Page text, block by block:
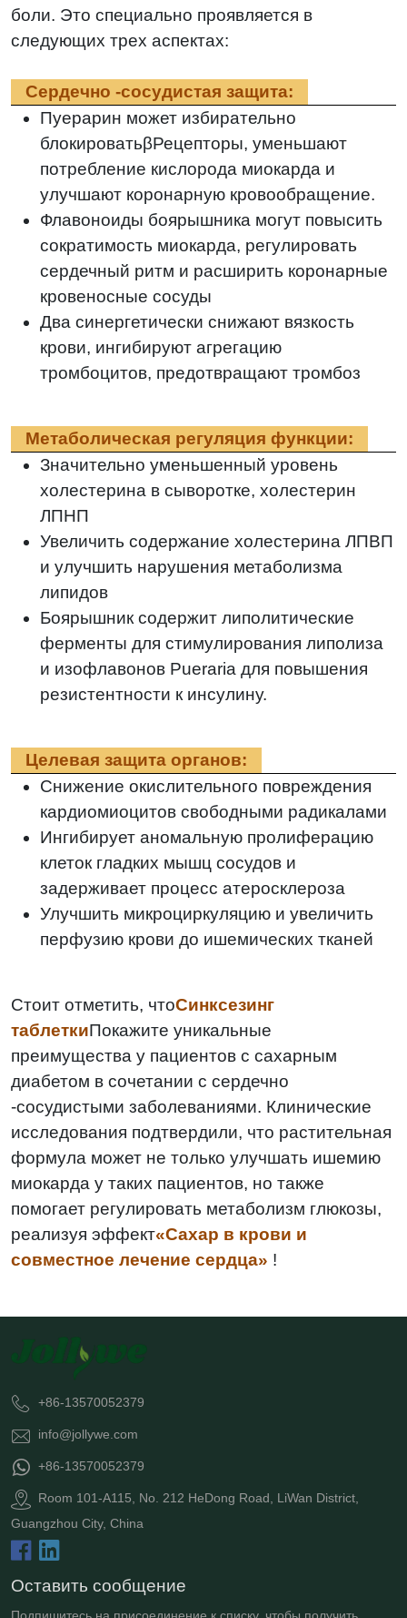
боли. Это специально проявляется в
следующих трех аспектах:
Сердечно -сосудистая защита:
Пуерарин может избирательно
блокироватьβРецепторы, уменьшают
потребление кислорода миокарда и
улучшают коронарную кровообращение.
Флавоноиды боярышника могут повысить
сократимость миокарда, регулировать
сердечный ритм и расширить коронарные
кровеносные сосуды
Два синергетически снижают вязкость
крови, ингибируют агрегацию
тромбоцитов, предотвращают тромбоз
Метаболическая регуляция функции:
Значительно уменьшенный уровень
холестерина в сыворотке, холестерин
ЛПНП
Увеличить содержание холестерина ЛПВП
и улучшить нарушения метаболизма
липидов
Боярышник содержит липолитические
ферменты для стимулирования липолиза
и изофлавонов Pueraria для повышения
резистентности к инсулину.
Целевая защита органов:
Снижение окислительного повреждения
кардиомиоцитов свободными радикалами
Ингибирует аномальную пролиферацию
клеток гладких мышц сосудов и
задерживает процесс атеросклероза
Улучшить микроциркуляцию и увеличить
перфузию крови до ишемических тканей
Стоит отметить, чтоСинксезинг
таблеткиПокажите уникальные
преимущества у пациентов с сахарным
диабетом в сочетании с сердечно
-сосудистыми заболеваниями. Клинические
исследования подтвердили, что растительная
формула может не только улучшать ишемию
миокарда у таких пациентов, но также
помогает регулировать метаболизм глюкозы,
реализуя эффект«Сахар в крови и
совместное лечение сердца» !
+86-13570052379
info@jollywe.com
+86-13570052379
Room 101-A115, No. 212 HeDong Road, LiWan District,
Guangzhou City, China
Оставить сообщение